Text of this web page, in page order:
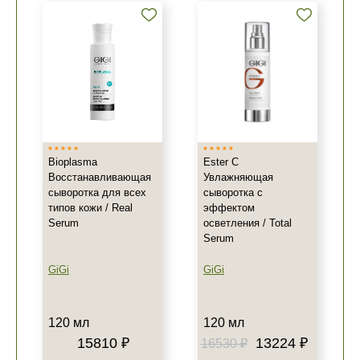
Bioplasma
Восстанавливающая
сыворотка для всех
типов кожи / Real
Serum
GiGi
120 мл
15810 ₽
Ester C
Увлажняющая
сыворотка с
эффектом
осветления / Total
Serum
GiGi
120 мл
16530 ₽
13224 ₽